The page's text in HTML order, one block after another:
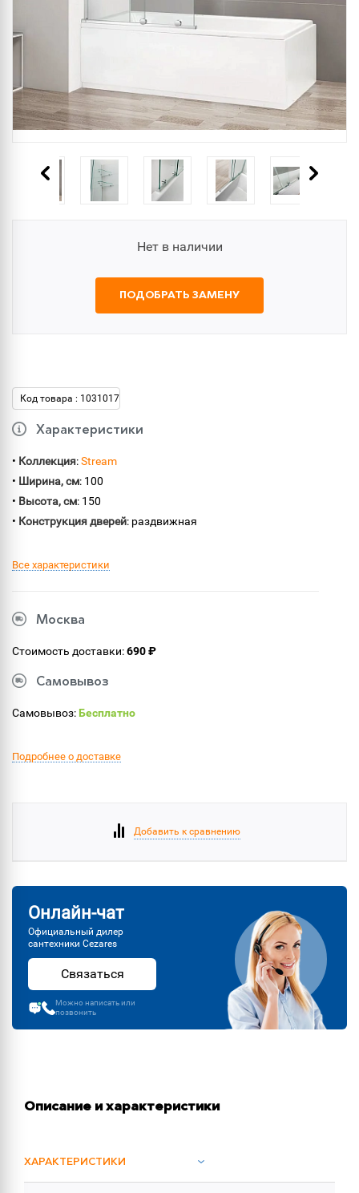
Нет в наличии
ПОДОБРАТЬ ЗАМЕНУ
Код товара : 1031017
Характеристики
• Коллекция:Stream
• Ширина, см: 100
• Высота, см: 150
• Конструкция дверей: раздвижная
Все характеристики
Москва
Стоимость доставки:690 ₽
Самовывоз
Самовывоз:Бесплатно
Подробнее о доставке
Добавить к сравнению
Онлайн-чат
Официальный дилер
сантехники Cezares
Связаться
Можно написать или
позвонить
Описание и характеристики
ХАРАКТЕРИСТИКИ